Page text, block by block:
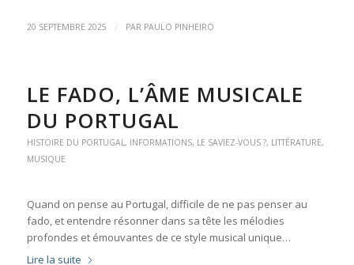
20 SEPTEMBRE 2025 / PAR PAULO PINHEIRO
LE FADO, L’ÂME MUSICALE
DU PORTUGAL
HISTOIRE DU PORTUGAL , INFORMATIONS, LE SAVIEZ-VOUS ?, LITTÉRATURE,
MUSIQUE
Quand on pense au Portugal, difficile de ne pas penser au
fado, et entendre résonner dans sa tête les mélodies
profondes et émouvantes de ce style musical unique…
Lire la suite